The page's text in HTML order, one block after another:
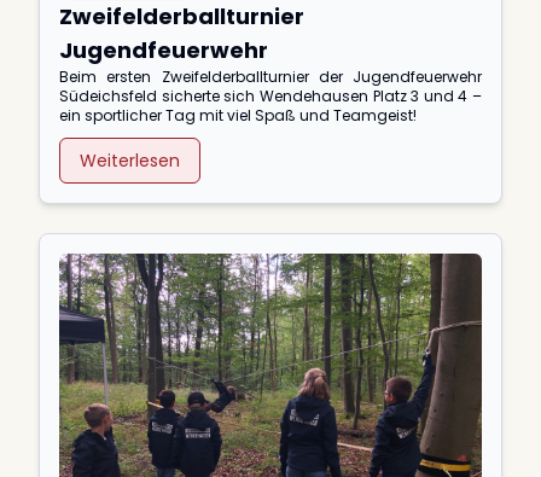
Zweifelderballturnier
Jugendfeuerwehr
Beim ersten Zweifelderballturnier der Jugendfeuerwehr
Südeichsfeld sicherte sich Wendehausen Platz 3 und 4 –
ein sportlicher Tag mit viel Spaß und Teamgeist!
Weiterlesen